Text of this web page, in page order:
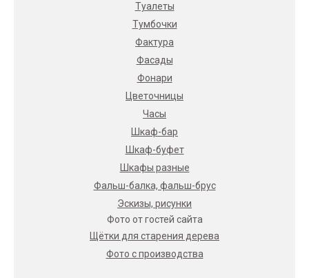
Туалеты
Тумбочки
Фактура
Фасады
Фонари
Цветочницы
Часы
Шкаф-бар
Шкаф-буфет
Шкафы разные
Фальш-балка, фальш-брус
Эскизы, рисунки
Фото от гостей сайта
Щётки для старения дерева
Фото с производства